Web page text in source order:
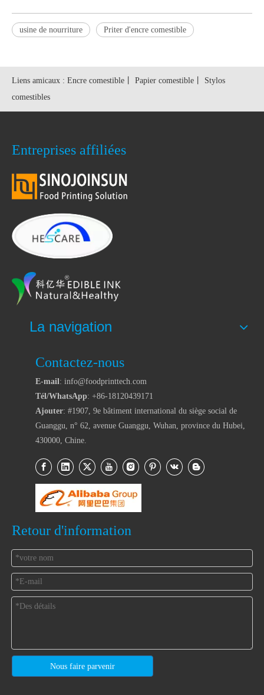
usine de nourriture Priter d'encre comestible
Liens amicaux : Encre comestible Papier comestible
Stylos
comestibles
Entreprises affiliées
La navigation
Contactez-nous
E-mail: info@foodprinttech.com
Tél/WhatsApp: +86-18120439171
Ajouter: #1907, 9e bâtiment international du siège social de
Guanggu, n° 62, avenue Guanggu, Wuhan, province du Hubei,
430000, Chine.
Retour d'information
Nous faire parvenir